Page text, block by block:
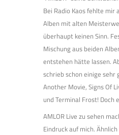
Bei Radio Kaos fehlte mir
Alben mit alten
überhaupt keinen Sinn.
Mischung aus beiden
entstehen hätte lassen.
schrieb schon einige sehr
Another Movie, Signs Of
und Terminal Frost! Doch
AMLOR Live zu sehen
Eindruck auf mich.